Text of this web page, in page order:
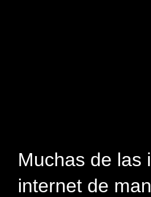
Muchas de las
internet de